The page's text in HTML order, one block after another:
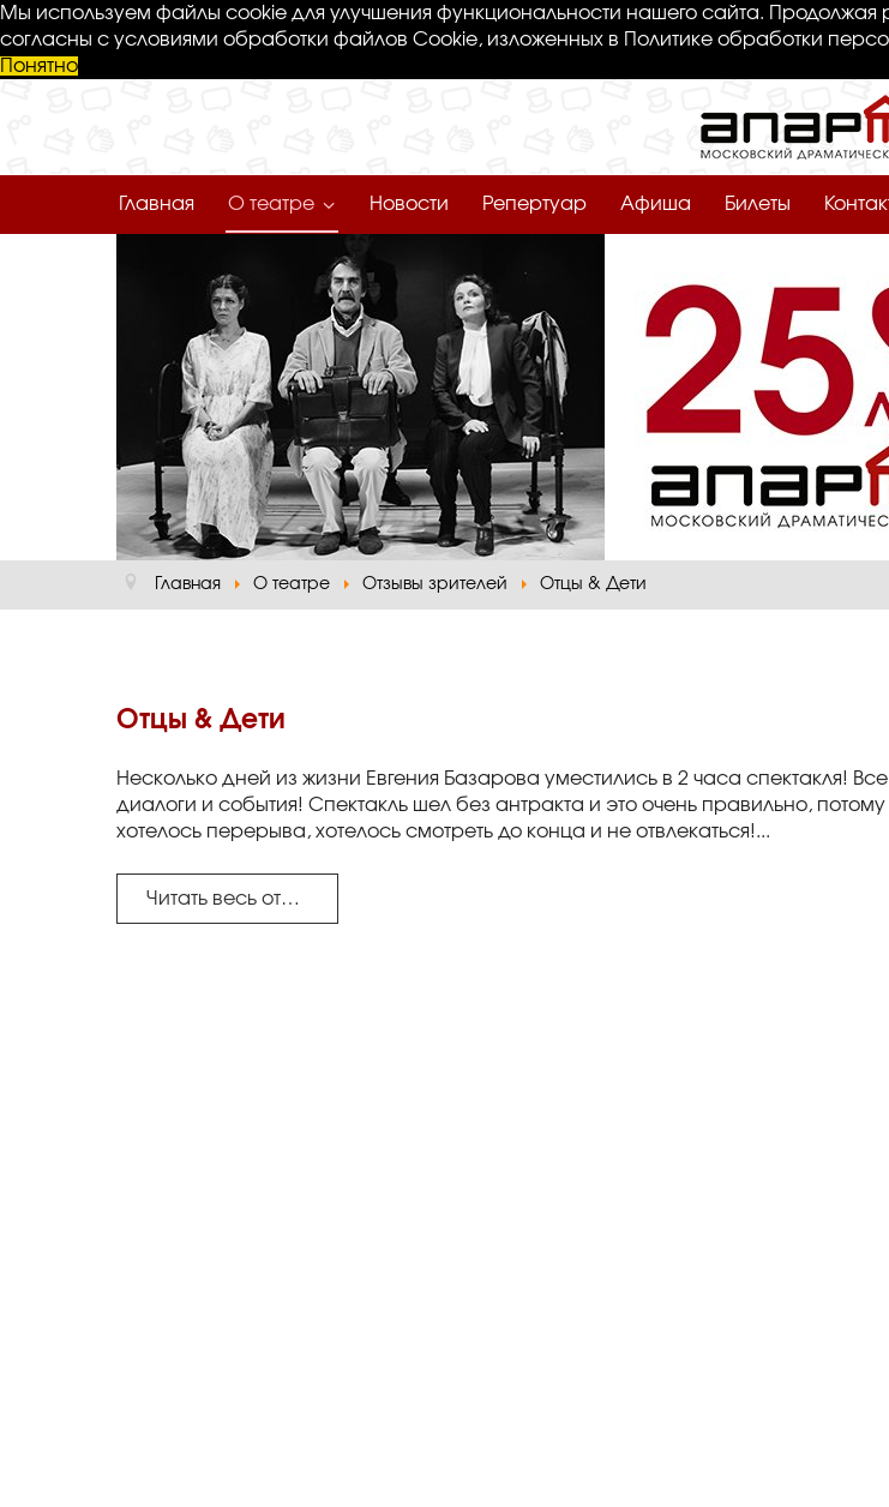
Мы используем файлы cookie для улучшения функциональности нашего сайта. Продолжая
согласны с условиями обработки файлов Cookie, изложенных в Политике обработки
Понятно
Главная О театре Новости Репертуар Афиша Билеты
Главная О театре Отзывы зрителей Отцы & Дети
Отцы & Дети
Несколько дней из жизни Евгения Базарова уместились в 2 часа спектакля!
диалоги и события! Спектакль шел без антракта и это очень правильно,
хотелось перерыва, хотелось смотреть до конца и не отвлекаться!...
Читать весь отзыв...